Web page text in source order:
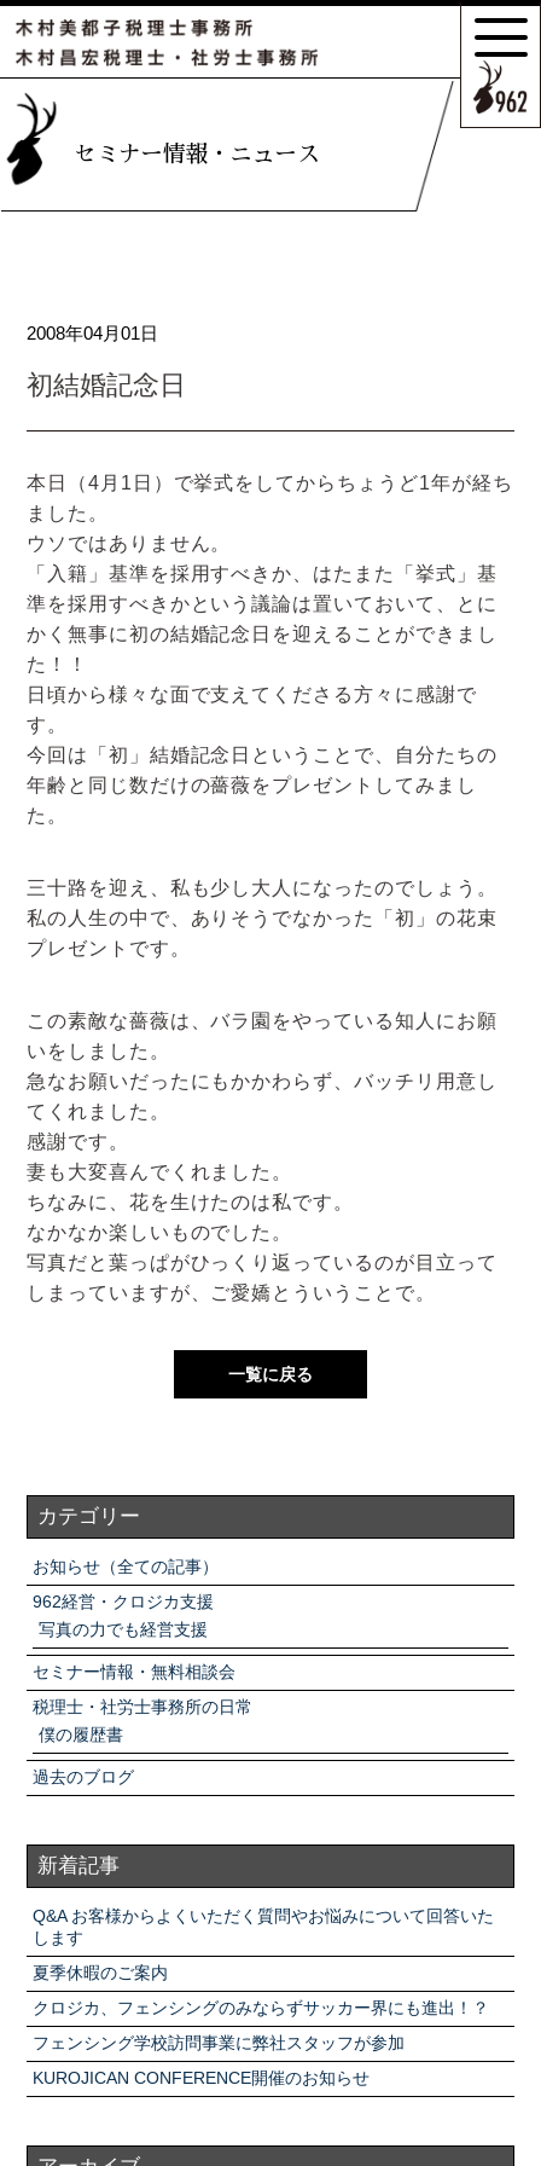
セミナー情報・ニュース
2008年04月01日
初結婚記念日
本日（4月1日）で挙式をしてからちょうど1年が経ち
ました。
ウソではありません。
「入籍」基準を採用すべきか、はたまた「挙式」基
準を採用すべきかという議論は置いておいて、とに
かく無事に初の結婚記念日を迎えることができまし
た！！
日頃から様々な面で支えてくださる方々に感謝で
す。
今回は「初」結婚記念日ということで、自分たちの
年齢と同じ数だけの薔薇をプレゼントしてみまし
た。
三十路を迎え、私も少し大人になったのでしょう。
私の人生の中で、ありそうでなかった「初」の花束
プレゼントです。
この素敵な薔薇は、バラ園をやっている知人にお願
いをしました。
急なお願いだったにもかかわらず、バッチリ用意し
てくれました。
感謝です。
妻も大変喜んでくれました。
ちなみに、花を生けたのは私です。
なかなか楽しいものでした。
写真だと葉っぱがひっくり返っているのが目立って
しまっていますが、ご愛嬌とういうことで。
一覧に戻る
カテゴリー
お知らせ（全ての記事）
962経営・クロジカ支援
写真の力でも経営支援
セミナー情報・無料相談会
税理士・社労士事務所の日常
僕の履歴書
過去のブログ
新着記事
Q&A お客様からよくいただく質問やお悩みについて回答いた
します
夏季休暇のご案内
クロジカ、フェンシングのみならずサッカー界にも進出！？
フェンシング学校訪問事業に弊社スタッフが参加
KUROJICAN CONFERENCE開催のお知らせ
相続の
お電話・